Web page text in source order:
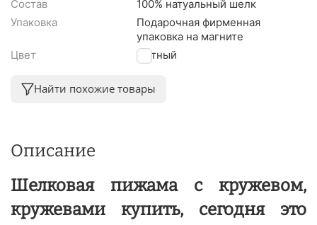
Состав
100% натуальный шелк
Упаковка
Подарочная фирменная
упаковка на магните
Цвет
Мятный
Найти похожие товары
Описание
Шелковая пижама с кружевом,
кружевами купить, сегодня это